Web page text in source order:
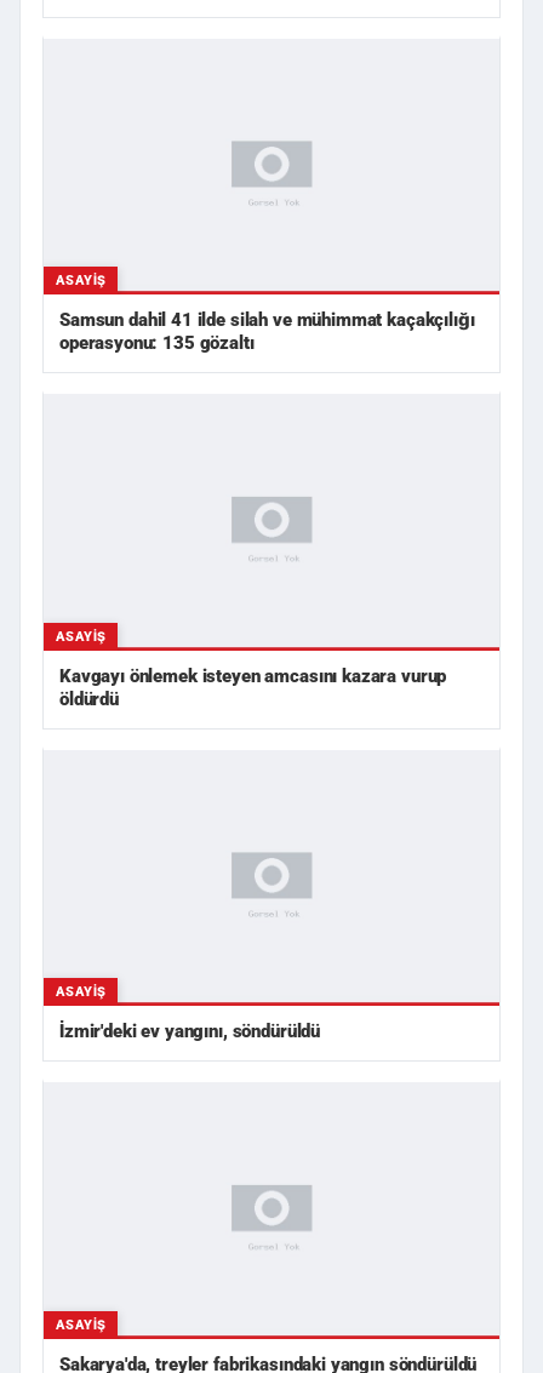
ASAYIŞ
Samsun dahil 41 ilde silah ve mühimmat kaçakçılığı
operasyonu: 135 gözaltı
ASAYIŞ
Kavgayı önlemek isteyen amcasını kazara vurup
öldürdü
ASAYIŞ
İzmir'deki ev yangını, söndürüldü
ASAYIŞ
Sakarya'da, treyler fabrikasındaki yangın söndürüldü